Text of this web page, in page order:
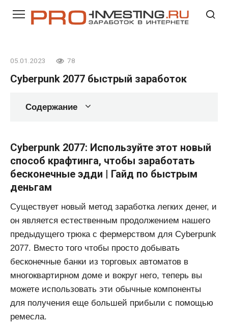
05.01.2023 78
Cyberpunk 2077 быстрый заработок
Содержание
Cyberpunk 2077: Используйте этот новый
способ крафтинга, чтобы заработать
бесконечные эдди | Гайд по быстрым
деньгам
Существует новый метод заработка легких денег, и
он является естественным продолжением нашего
предыдущего трюка с фермерством для Cyberpunk
2077. Вместо того чтобы просто добывать
бесконечные банки из торговых автоматов в
многоквартирном доме и вокруг него, теперь вы
можете использовать эти обычные компоненты
для получения еще большей прибыли с помощью
ремесла.